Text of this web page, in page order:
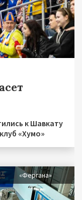
к Шавкату
«Хумо»
«Фергана»